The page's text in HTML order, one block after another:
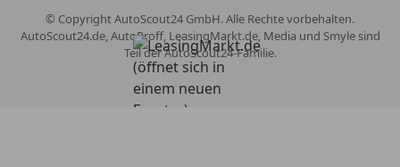
© CopyrightAutoScout24 GmbH. Alle Rechte vorbehalten.
AutoScout24.de, AutoProff, LeasingMarkt.de, Media und Smyle sind
Teil der AutoScout24-Familie.